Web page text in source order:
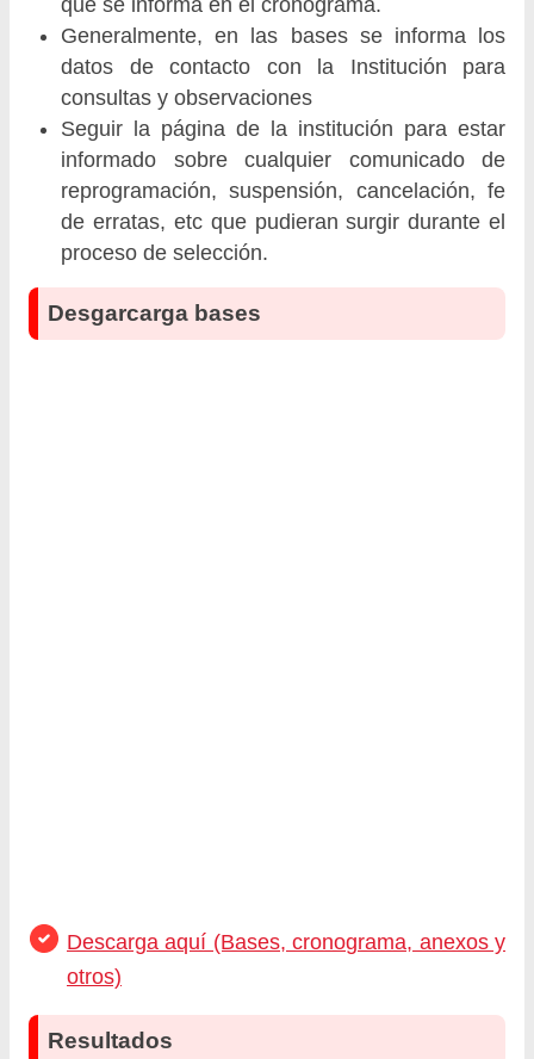
Generalmente, en las bases se informa los
datos de contacto con la Institución para
consultas y observaciones
Seguir la página de la institución para estar
informado sobre cualquier comunicado de
reprogramación, suspensión, cancelación, fe
de erratas, etc que pudieran surgir durante el
proceso de selección.
Desgarcarga bases
Descarga aquí (Bases, cronograma, anexos y
otros)
Resultados